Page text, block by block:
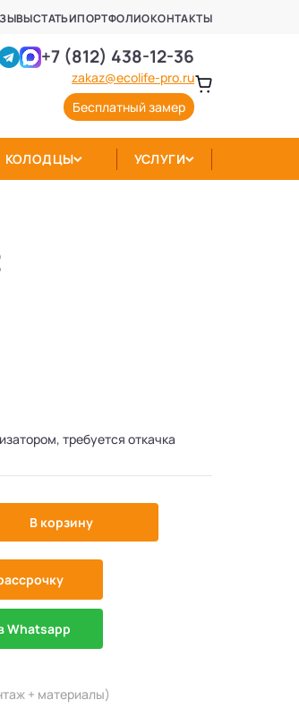
СТАТЬИПОРТФОЛИОКОНТАКТЫ
+7 (812) 438-12-36
zakaz@ecolife-pro.ru
Бесплатный замер
КОЛОДЦЫ УСЛУГИ
требуется откачка
В корзину
Whatsapp
+ материалы)